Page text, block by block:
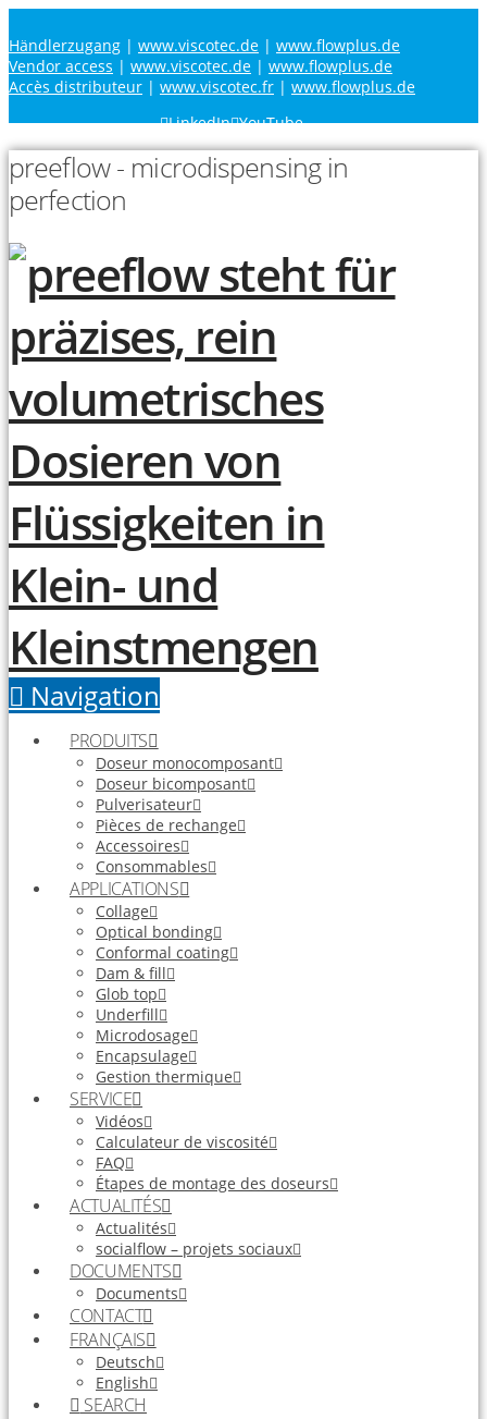
Händlerzugang | www.viscotec.de | www.flowplus.de
Vendor access | www.viscotec.de | www.flowplus.de
Accès distributeur | www.viscotec.fr | www.flowplus.de
LinkedIn YouTube
preeflow - microdispensing in
perfection
Navigation
PRODUITS
Doseur monocomposant
Doseur bicomposant
Pulverisateur
Pièces de rechange
Accessoires
Consommables
APPLICATIONS
Collage
Optical bonding
Conformal coating
Dam & fill
Glob top
Underfill
Microdosage
Encapsulage
Gestion thermique
SERVICE
Vidéos
Calculateur de viscosité
FAQ
Étapes de montage des doseurs
ACTUALITÉS
Actualités
socialflow – projets sociaux
DOCUMENTS
Documents
CONTACT
FRANÇAIS
Deutsch
English
SEARCH